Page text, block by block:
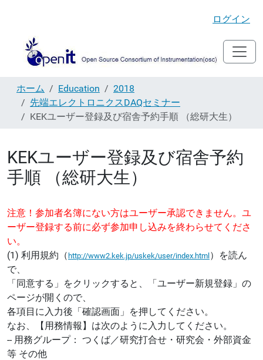
ログイン
ホーム Education
2018
先端エレクトロニクスDAQセミナー
KEKユーザー登録及び宿舎予約手順 （総研大生）
KEKユーザー登録及び宿舎予約
手順 （総研大生）
注意！ 参加者名簿にない方はユーザー承認できません。 ユ
ーザー登録する前に必ず参加申し込みを終わらせてくださ
い。
(1) 利用規約（http://www2.kek.jp/uskek/user/index.html）
を読ん
で、
「同意する」をクリックすると、「ユーザー新規登録」の
ページが開くので、
各項目に入力後「確認画面」を押してください。
なお、【用務情報】は次のように入力してください。
-- 用務グループ： つくば／研究打合せ・研究会・外部資金
等 その他